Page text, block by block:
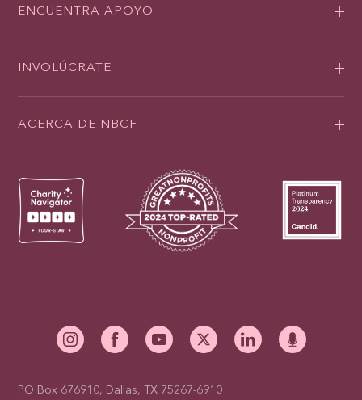
ENCUENTRA APOYO
INVOLÚCRATE
ACERCA DE NBCF
PO Box 676910, Dallas, TX 75267-6910